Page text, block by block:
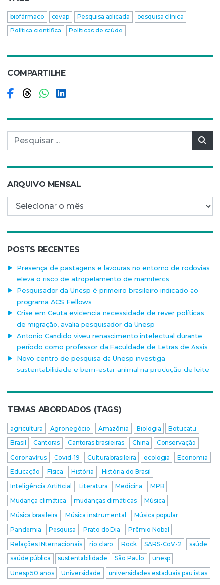
biofármaco cevap Pesquisa aplicada
pesquisa clínica
Política científica
Políticas de saúde
COMPARTILHE
Compartilhar no Facebook
Compartilhar no Threads
Compartilhar no WhatsApp
Compartilhar no LinkedIn
Pesquisar por:
ARQUIVO MENSAL
Arquivo mensal
POSTS RECENTES
Presença de pastagens e lavouras no entorno de rodovias
eleva o risco de atropelamento de mamíferos
Pesquisador da Unesp é primeiro brasileiro indicado ao
programa ACS Fellows
Crise em Ceuta evidencia necessidade de rever políticas
de migração, avalia pesquisador da Unesp
Antonio Candido viveu renascimento intelectual durante
período como professor da Faculdade de Letras de Assis
Novo centro de pesquisa da Unesp investiga
sustentabilidade e bem-estar animal na produção de leite
TEMAS ABORDADOS (TAGS)
agricultura Agronegócio Amazônia Biologia
Botucatu
Brasil
Cantoras Cantoras brasileiras China
Conservação
Coronavírus
Covid-19 Cultura brasileira ecologia
Economia
Educação
Física História
História do Brasil
Inteligência Artificial
Literatura Medicina
MPB
Mudança climática
mudanças climáticas
Música
Música brasileira
Música instrumental
Música popular
Pandemia
Pesquisa Prato do Dia
Prêmio Nobel
Relações INternacionais
rio claro Rock SARS-CoV-2
saúde
saúde pública
sustentabilidade São Paulo
unesp
Unesp 50 anos
Universidade universidades estaduais paulistas